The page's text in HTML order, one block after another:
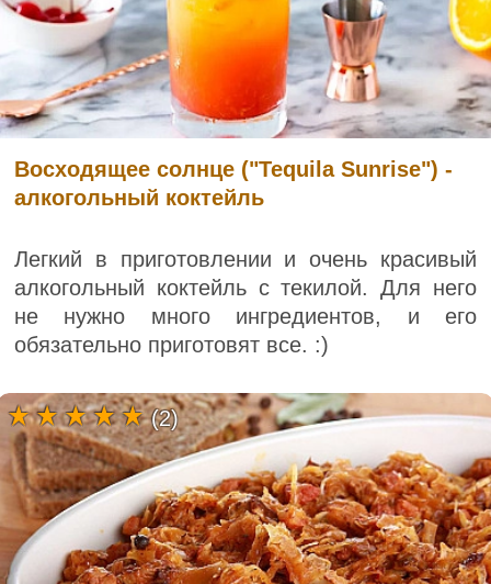
Восходящее солнце ("Tequila Sunrise") -
алкогольный коктейль
Легкий в приготовлении и очень красивый
алкогольный коктейль с текилой. Для него
не нужно много ингредиентов, и его
обязательно приготовят все. :)
(2)